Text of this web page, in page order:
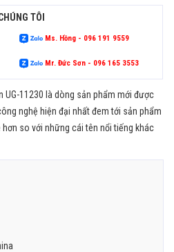
TÔI
Ms. Hồng - 096 191 9559
Mr. Đức Sơn - 096 165 3553
UG-11230 là dòng sản phẩm mới được
nghệ hiện đại nhất đem tới sản phẩm
so với những cái tên nổi tiếng khác